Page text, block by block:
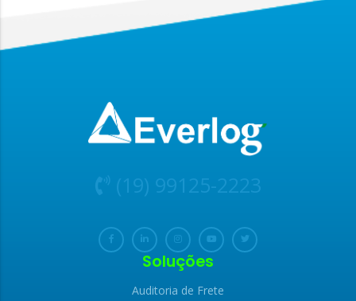
(19) 99125-2223
Soluções
Auditoria de Frete